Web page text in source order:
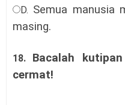
D. Semua manusia
masing.
18. Bacalah
cermat!